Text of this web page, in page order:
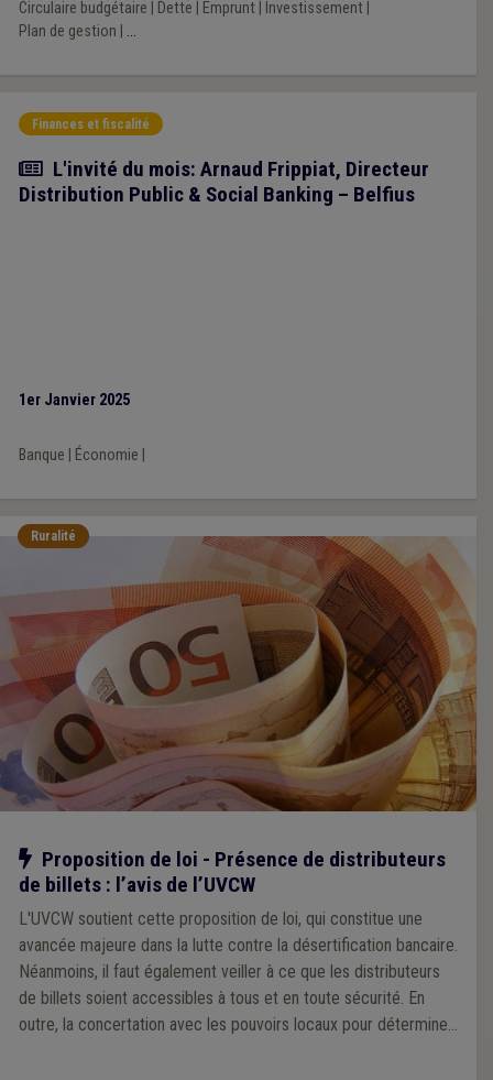
Circulaire budgétaire Dette Emprunt| Investissement|
Plan de gestion
...
Finances et fiscalité
Article
L'invité du mois: Arnaud Frippiat, Directeur
Distribution Public & Social Banking – Belfius
1er Janvier 2025
Banque Économie
Ruralité
Notre action
Proposition de loi - Présence de distributeurs
de billets : l’avis de l’UVCW
L'UVCW soutient cette proposition de loi, qui constitue une
avancée majeure dans la lutte contre la désertification bancaire.
Néanmoins, il faut également veiller à ce que les distributeurs
de billets soient accessibles à tous et en toute sécurité. En
outre, la concertation avec les pouvoirs locaux pour déterminer